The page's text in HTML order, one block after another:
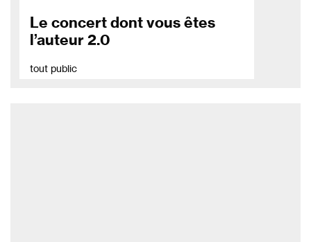
Le concert dont vous êtes
l’auteur 2.0
tout public